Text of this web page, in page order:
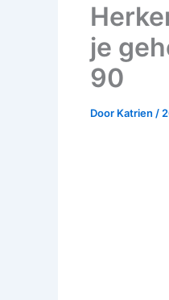
je
90
Door Katrien /